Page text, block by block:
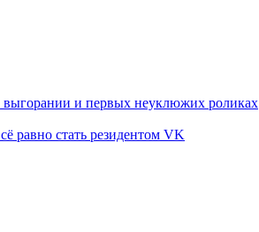
выгорании и первых неуклюжих роликах
равно стать резидентом VK